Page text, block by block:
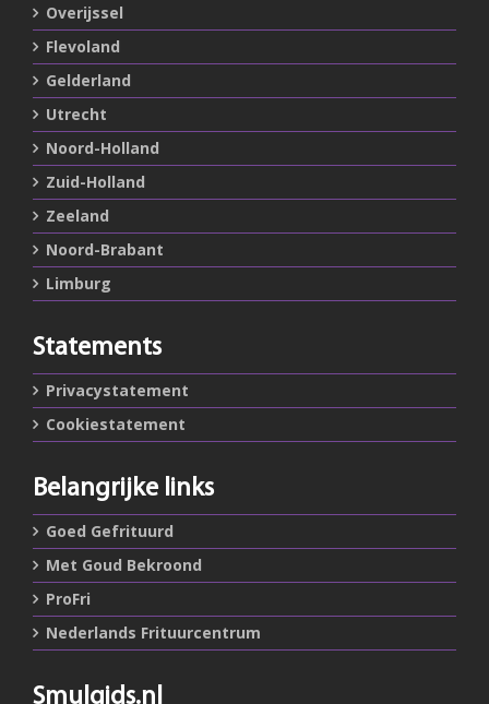
Overijssel
Flevoland
Gelderland
Utrecht
Noord-Holland
Zuid-Holland
Zeeland
Noord-Brabant
Limburg
Statements
Privacystatement
Cookiestatement
Belangrijke links
Goed Gefrituurd
Met Goud Bekroond
ProFri
Nederlands Frituurcentrum
Smulgids.nl